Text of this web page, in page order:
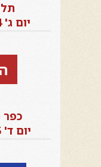
תל
יום ג' 4 במרץ בשעה 21:00
כפר
יום ד' 5 במרץ בשעה 20:30